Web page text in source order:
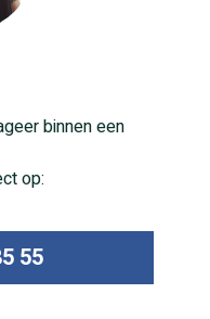
binnen een
op:
55